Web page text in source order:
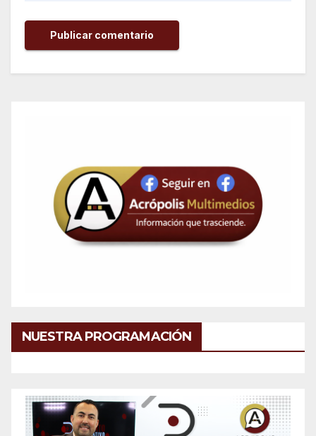
NUESTRA PROGRAMACIÓN